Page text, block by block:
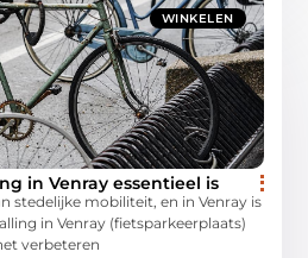
WINKELEN
in Venray essentieel is
stedelijke mobiliteit, en in Venray is
in Venray (fietsparkeerplaats)
verbeteren